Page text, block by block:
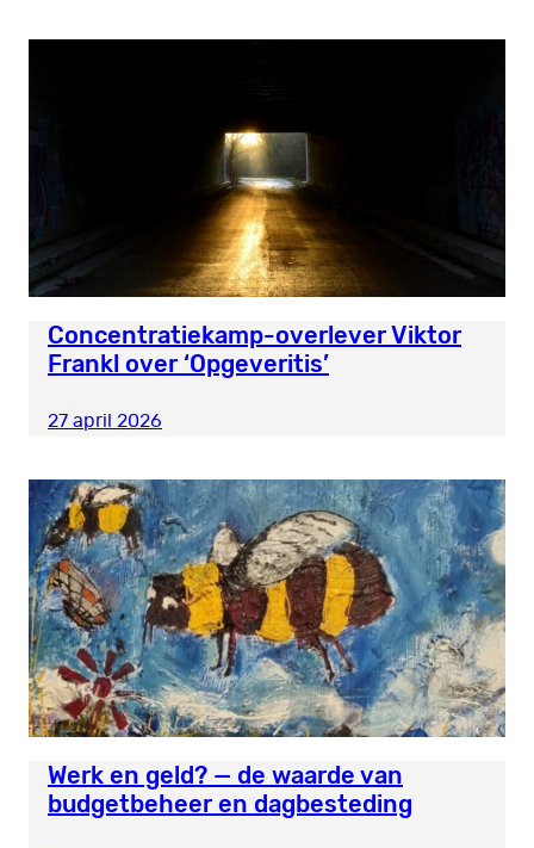
Concentratiekamp-overlever Viktor
Frankl over ‘Opgeveritis’
27 april 2026
Werk en geld? — de waarde van
budgetbeheer en dagbesteding